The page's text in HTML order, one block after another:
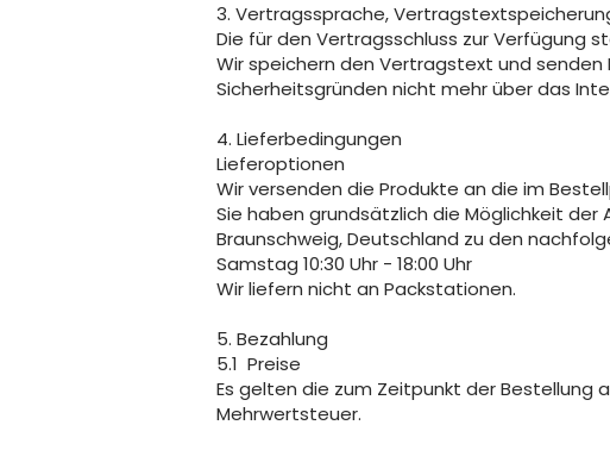
3. Vertragssprache,
Die für den Vertragsschluss zur Verfügung
Wir speichern den Vertragstext und
Sicherheitsgründen nicht mehr über das
4. Lieferbedingungen
Lieferoptionen
Wir versenden die Produkte an die im
Sie haben grundsätzlich die Möglichkeit der
Braunschweig, Deutschland zu den
Samstag 10:30 Uhr - 18:00 Uhr
Wir liefern nicht an Packstationen.
5. Bezahlung
5.1 Preise
Es gelten die zum Zeitpunkt der Bestellung
Mehrwertsteuer.